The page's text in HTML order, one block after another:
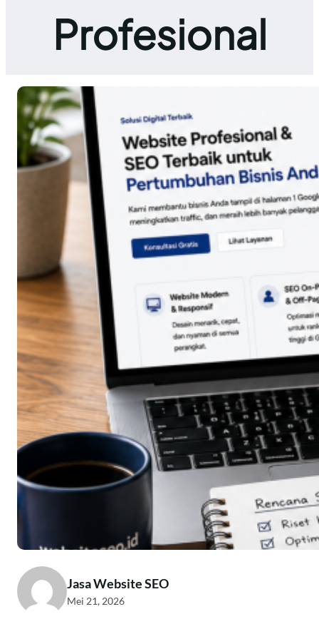
Profesional
Jasa Website SEO
Mei 21, 2026